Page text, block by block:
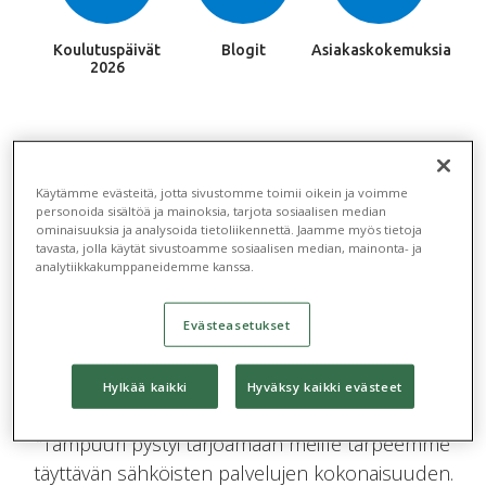
Koulutuspäivät
2026
Blogit Asiakaskokemuksia
Turun Ylioppilaskyläsäätiö ja
Tampuurin Asukassivut
Asukassivut tehtiin Turun Ylioppilaskyläsäätiölle
(YTS) alun perin vuonna 2015 ja sivuja uudistettiin
vuonna 2018. Tavoitteena oli tarjota TYS:n asiakkaille
laajat sähköiset palvelut ja näin vapauttaa
asiakaspalvelusta aikaa rutiinitöistä vaativampien
tehtävien hoitoon.
“Tampuuri pystyi tarjoamaan meille tarpeemme
täyttävän sähköisten palvelujen kokonaisuuden.
Käytämme evästeitä, jotta sivustomme toimii oikein ja voimme
personoida sisältöä ja mainoksia, tarjota sosiaalisen median
ominaisuuksia ja analysoida tietoliikennettä. Jaamme myös tietoja
tavasta, jolla käytät sivustoamme sosiaalisen median, mainonta- ja
analytiikkakumppaneidemme kanssa.
Evästeasetukset
Hylkää kaikki Hyväksy kaikki evästeet